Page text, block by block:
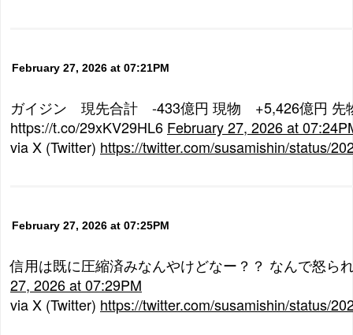
February 27, 2026 at 07:21PM
ガイジン 現先合計 -433億円 現物 +5,426億円
https://t.co/29xKV29HL6 February 27, 2026 at
via X (Twitter) https://twitter.com/susamishin/status/
February 27, 2026 at 07:25PM
信用は既に圧縮済みなんやけどなー？？ なんで怒ら
27, 2026 at 07:29PM
via X (Twitter) https://twitter.com/susamishin/status/